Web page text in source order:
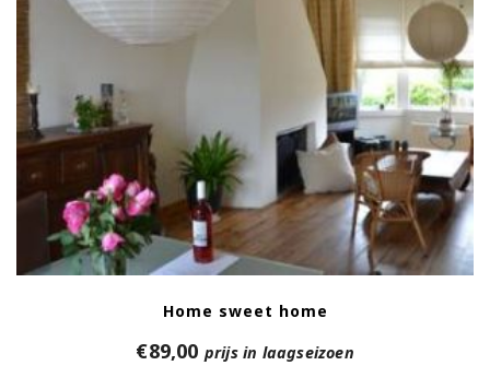
Home sweet home
€89,00 prijs in laagseizoen